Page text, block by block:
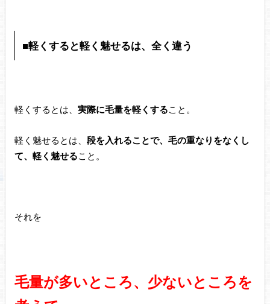
■軽くすると軽く魅せるは、全く違う
軽くするとは、 実際に毛量を軽くすること。
軽く魅せるとは、 段を入れることで、毛の重なりをなくし
て、軽く魅せる こと。
それを
毛量が多いところ、少ないところを